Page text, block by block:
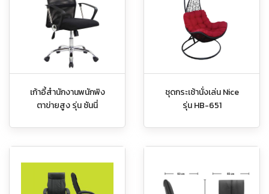
เก้าอี้สำนักงานพนักพิง
ตาข่ายสูง รุ่น ซันนี่
ชุดกระเช้านั่งเล่น Nice
รุ่น HB-651